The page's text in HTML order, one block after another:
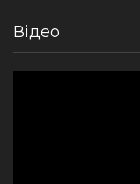
Відео